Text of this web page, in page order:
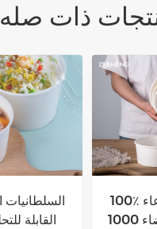
ذات صله
100٪ صديقة للبيئة وعاء
ورقة بيضاء 1000ML مع